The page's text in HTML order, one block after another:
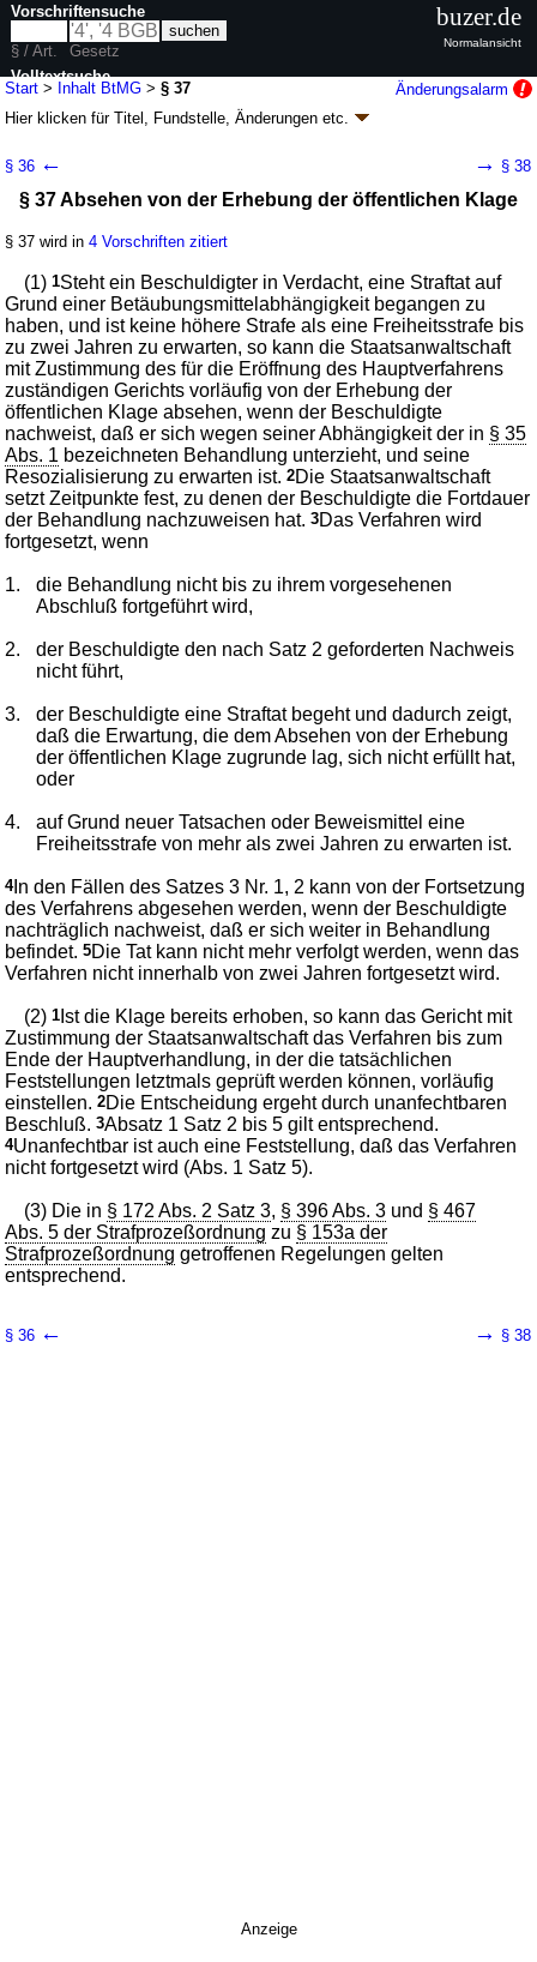
Start > Inhalt BtMG >§ 37
Änderungsalarm
Hier klicken fürTitel, Fundstelle, Änderungen etc.
Artikel 8G. v. 26.06.2026BGBl. 2026 I Nr. 195
Gifte
wird in 240 Vorschriften zitiert
Siebenter Abschnitt Betäubungsmittelabhängige
Straftäter
§ 36 ← → § 38
§ 37 Absehen von der Erhebung der öffentlichen Klage
§ 37 wird in4 Vorschriften zitiert
(1)1Steht ein Beschuldigter in Verdacht, eine Straftat auf
Grund einer Betäubungsmittelabhängigkeit begangen zu
haben, und ist keine höhere Strafe als eine Freiheitsstrafe bis
zu zwei Jahren zu erwarten, so kann die Staatsanwaltschaft
mit Zustimmung des für die Eröffnung des Hauptverfahrens
zuständigen Gerichts vorläufig von der Erhebung der
öffentlichen Klage absehen, wenn der Beschuldigte
nachweist, daß er sich wegen seiner Abhängigkeit der in § 35
Abs. 1 bezeichneten Behandlung unterzieht, und seine
Resozialisierung zu erwarten ist.2Die Staatsanwaltschaft
setzt Zeitpunkte fest, zu denen der Beschuldigte die Fortdauer
der Behandlung nachzuweisen hat.3Das Verfahren wird
fortgesetzt, wenn
1.
die Behandlung nicht bis zu ihrem vorgesehenen
Abschluß fortgeführt wird,
2.
der Beschuldigte den nach Satz 2 geforderten Nachweis
nicht führt,
3.
der Beschuldigte eine Straftat begeht und dadurch zeigt,
daß die Erwartung, die dem Absehen von der Erhebung
der öffentlichen Klage zugrunde lag, sich nicht erfüllt hat,
oder
4.
auf Grund neuer Tatsachen oder Beweismittel eine
Freiheitsstrafe von mehr als zwei Jahren zu erwarten ist.
4In den Fällen des Satzes 3 Nr. 1, 2 kann von der Fortsetzung
des Verfahrens abgesehen werden, wenn der Beschuldigte
nachträglich nachweist, daß er sich weiter in Behandlung
befindet.5Die Tat kann nicht mehr verfolgt werden, wenn das
Verfahren nicht innerhalb von zwei Jahren fortgesetzt wird.
(2)1 Ist die Klage bereits erhoben, so kann das Gericht mit
Zustimmung der Staatsanwaltschaft das Verfahren bis zum
Ende der Hauptverhandlung, in der die tatsächlichen
Feststellungen letztmals geprüft werden können, vorläufig
einstellen.2Die Entscheidung ergeht durch unanfechtbaren
Beschluß.3Absatz 1 Satz 2 bis 5 gilt entsprechend.
4Unanfechtbar ist auch eine Feststellung, daß das Verfahren
nicht fortgesetzt wird (Abs. 1 Satz 5).
(3) Die in § 172 Abs. 2 Satz 3, § 396 Abs. 3 und § 467
Abs. 5 der Strafprozeßordnung zu § 153a der
Strafprozeßordnung getroffenen Regelungen gelten
entsprechend.
§ 36 ← → § 38
Anzeige
Vorschriftensuche
§ / Art.
Gesetz
Volltextsuche
nur in BtMG
buzer.de
Normalansicht